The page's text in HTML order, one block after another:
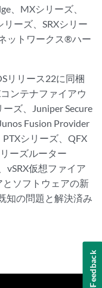
、MXシリーズ、
ーズ、SRXシリー
ットワークス®ハー
リリース22に同梱
ンテナファイアウ
ーズ、Juniper Secure
Fusion Provider
シリーズ、QFX
ーズルーター
vSRX仮想ファイア
とソフトウェアの新
知の問題と解決済み
Feedback